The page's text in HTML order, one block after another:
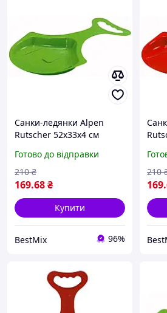
Санки-ледянки Alpen
Rutscher 52x33x4 см
Готово до відправки
169.68₴
210 ₴
Купити
BestMix 96%
50 кг
169
210